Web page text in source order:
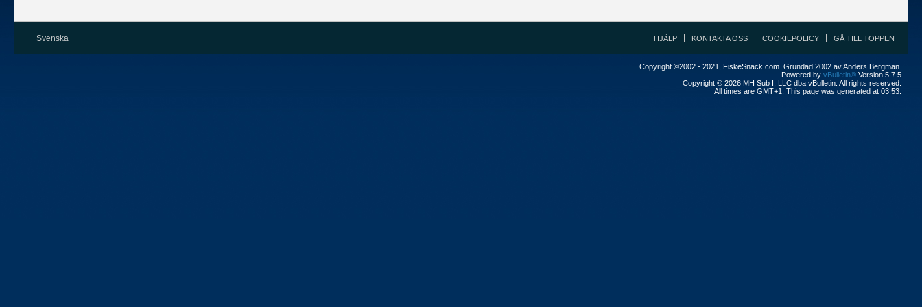
Svenska HJÄLP KONTAKTA OSS COOKIEPOLICY GÅ TILL TOPPEN
Copyright ©2002 - 2021, FiskeSnack.com. Grundad 2002 av Anders Bergman.
Powered by vBulletin® Version 5.7.5
Copyright © 2026 MH Sub I, LLC dba vBulletin. All rights reserved.
All times are GMT+1. This page was generated at 03:53.